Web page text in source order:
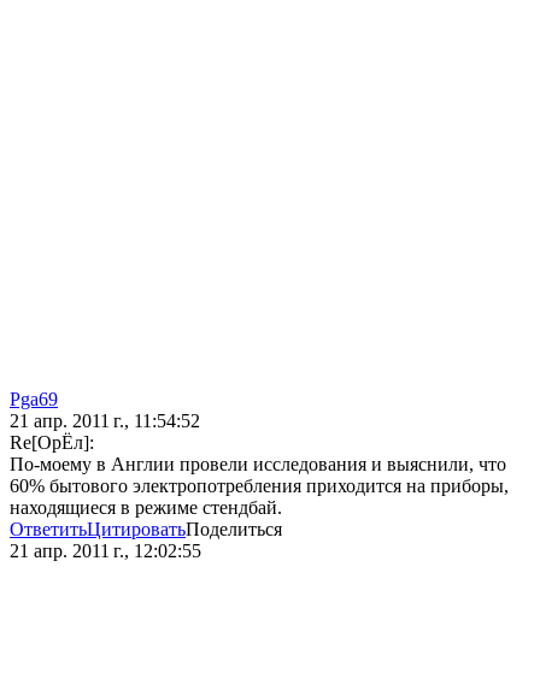
Pga69
21 апр. 2011 г., 11:54:52
Re[ОрЁл]:
По-моему в Англии провели исследования и выяснили, что
60% бытового электропотребления приходится на приборы,
находящиеся в режиме стендбай.
ОтветитьЦитироватьПоделиться
21 апр. 2011 г., 12:02:55